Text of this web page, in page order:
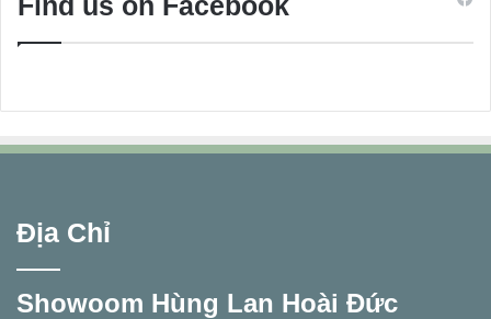
Địa Chỉ
Showoom Hùng Lan Hoài Đức